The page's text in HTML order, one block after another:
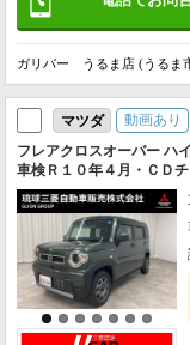
ガリバー うるま店 (うるま
マツダ
動画あり
フレアクロスオーバー ハ
車検Ｒ１０年４月・ＣＤ
ー・プッシュスタート・
グストップ・クリアラン